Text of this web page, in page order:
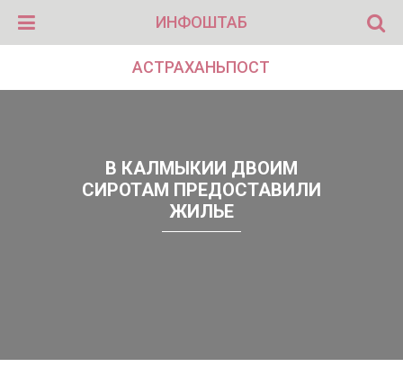
ИНФОШТАБ
АСТРАХАНЬПОСТ
В КАЛМЫКИИ ДВОИМ
СИРОТАМ ПРЕДОСТАВИЛИ
ЖИЛЬЕ